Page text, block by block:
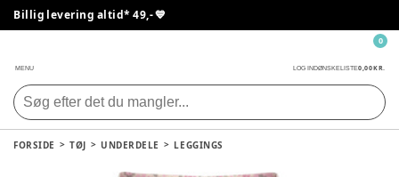
Billig levering altid* 49,- 💙
MENU LOG INDØNSKELISTE0,00 KR.
0
FORSIDE TØJ UNDERDELE LEGGINGS